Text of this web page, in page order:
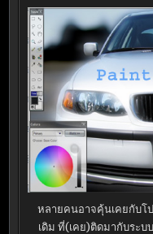
หลายคนอาจคุ้นเคยกับโ
เดิม ที่(เคย)ติดมากับระ